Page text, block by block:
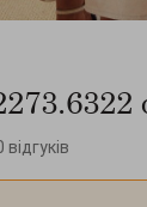
відгуків